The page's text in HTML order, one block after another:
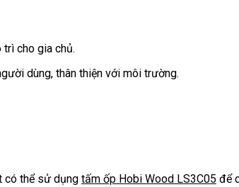
cho gia chủ.
dùng, thân thiện với môi trường.
có thể sử dụng tấm ốp Hobi Wood LS3C05 để